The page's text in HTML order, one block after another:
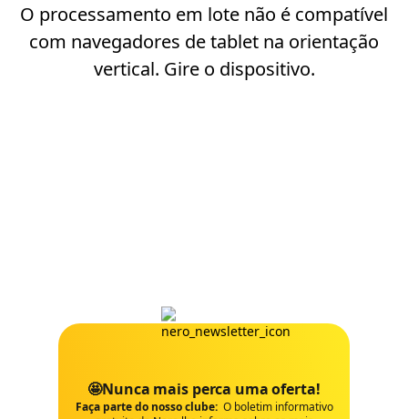
O processamento em lote não é compatível
com navegadores de tablet na orientação
vertical. Gire o dispositivo.
🤩Nunca mais perca uma oferta!
Faça parte do nosso clube: O boletim informativo